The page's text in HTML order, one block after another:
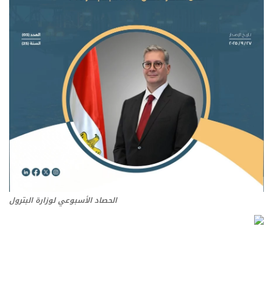
مجتمع البترول
دليل شركات البترول المصرية
ايجبس
الحصاد الأسبوعي لوزارة البترول